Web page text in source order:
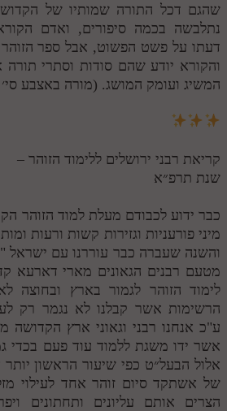
שהגם דכל התורה שמותיו של
נתלבשה בכמה סיפורים, ואדם הקורא
דעתו על פשט הפשוט, אבל ספר הזוהר
והקורא יודע שהם סודות וסתרי תורה
המשיג ועומק המושג. (מורה באצבע
קריאת רבני ירושלים ללימוד הזוהר –
שנת תרפ״א
כבר ידוע לכבודם מעלת למוד הזוהר
מיני פורעניות וגזירות קשות ורעות
והשנה שעברה כבר עוררנו עם ישראל
מטעם רבנים הגאונים מארי דארעא
לימוד הזוהר לגמור בארץ ובחוצה
הרשימות אשר קבלנו לא נגמר רק
ע"כ אנחנו רבני וגאוני ארץ
אשר ידו משגת ללמוד עוד פעם בכדי
אלול הבעל״ט כפי שיעור הראשון
של אשתקד סיום זוהר אחד לעילוי
הצרים אותם עליונים ותחתונים